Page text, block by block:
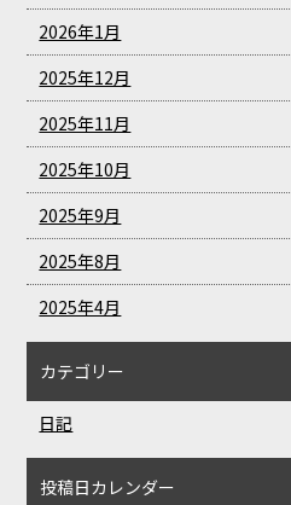
2026年1月
2025年12月
2025年11月
2025年10月
2025年9月
2025年8月
2025年4月
カテゴリー
日記
投稿日カレンダー